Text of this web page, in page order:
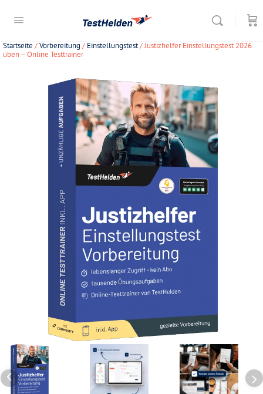
Startseite /Vorbereitung / Einstellungstest/ Justizhelfer Einstellungstest 2026
üben – Online Testtrainer